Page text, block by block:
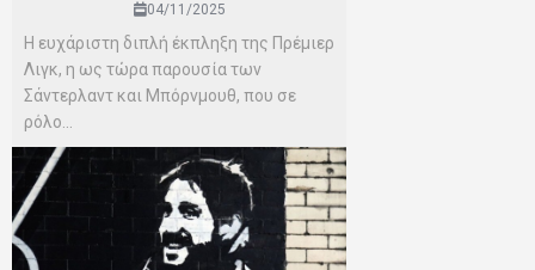
04/11/2025
Η ευχάριστη διπλή έκπληξη της Πρέμιερ
Λιγκ, η ως τώρα παρουσία των
Σάντερλαντ και Μπόρνμουθ, που σε
ρόλο...